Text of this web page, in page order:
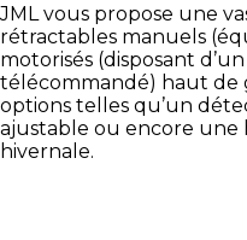
JML vous propose une
rétractables manuels
motorisés (disposant
télécommandé) haut de
options telles qu’un
ajustable ou encore une
hivernale.